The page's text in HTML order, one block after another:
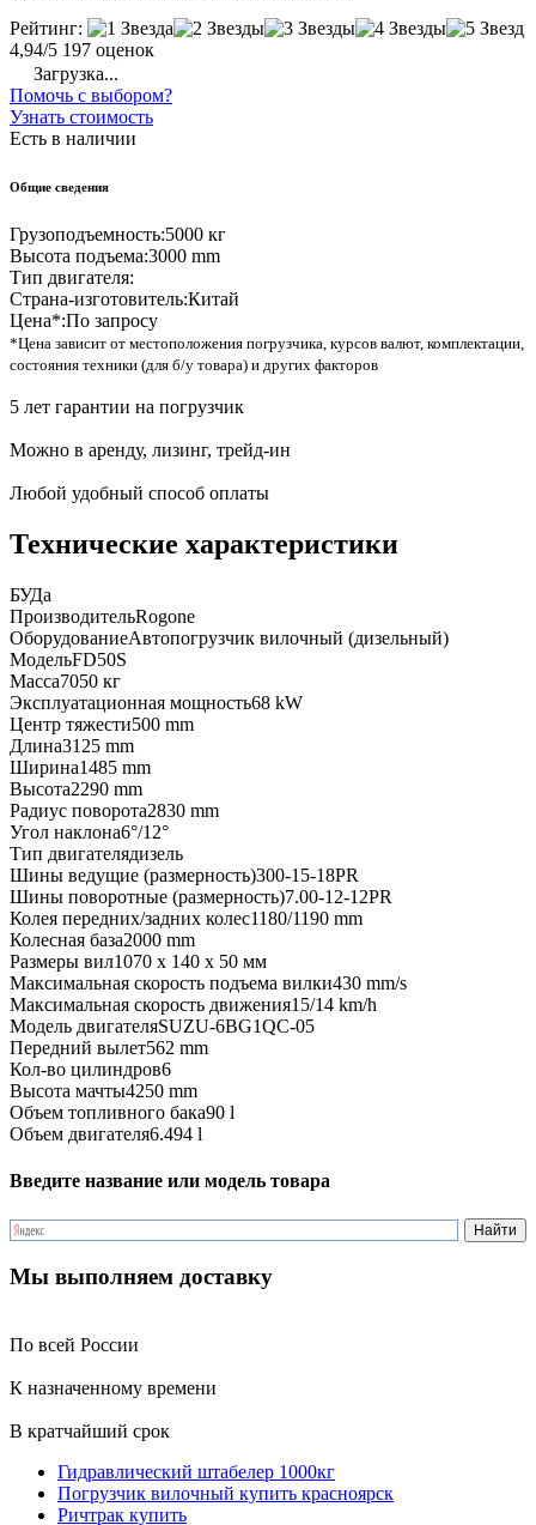
Рейтинг:
4,94/5 197 оценок
Загрузка...
Помочь с выбором?
Узнать стоимость
Есть в наличии
Общие сведения
Грузоподъемность:5000 кг
Высота подъема:3000 mm
Тип двигателя:
Страна-изготовитель:Китай
Цена*:По запросу
*Цена зависит от местоположения погрузчика, курсов валют, комплектации,
состояния техники (для б/у товара) и других факторов
5 лет гарантии на погрузчик
Можно в аренду, лизинг, трейд-ин
Любой удобный способ оплаты
Технические характеристики
БУДа
ПроизводительRogone
ОборудованиеАвтопогрузчик вилочный (дизельный)
МодельFD50S
Масса7050 кг
Эксплуатационная мощность68 kW
Центр тяжести500 mm
Длина3125 mm
Ширина1485 mm
Высота2290 mm
Радиус поворота2830 mm
Угол наклона6°/12°
Тип двигателядизель
Шины ведущие (размерность)300-15-18PR
Шины поворотные (размерность)7.00-12-12PR
Колея передних/задних колес1180/1190 mm
Колесная база2000 mm
Размеры вил1070 x 140 x 50 мм
Максимальная скорость подъема вилки430 mm/s
Максимальная скорость движения15/14 km/h
Модель двигателяSUZU-6BG1QC-05
Передний вылет562 mm
Кол-во цилиндров6
Высота мачты4250 mm
Объем топливного бака90 l
Объем двигателя6.494 l
Введите название или модель товара
Мы выполняем доставку
По всей России
К назначенному времени
В кратчайший срок
Гидравлический штабелер 1000кг
Погрузчик вилочный купить красноярск
Ричтрак купить